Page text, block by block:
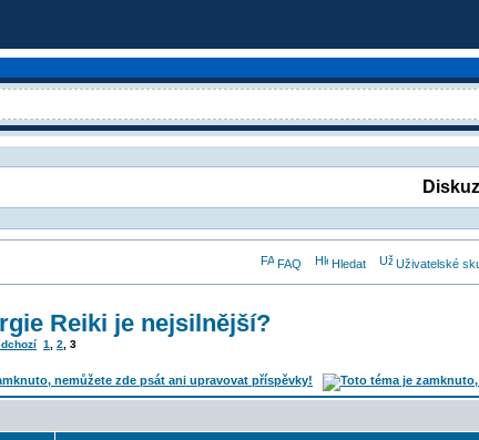
FAQ Hledat Uživatelské
Reiki je nejsilnější?
1 2 3